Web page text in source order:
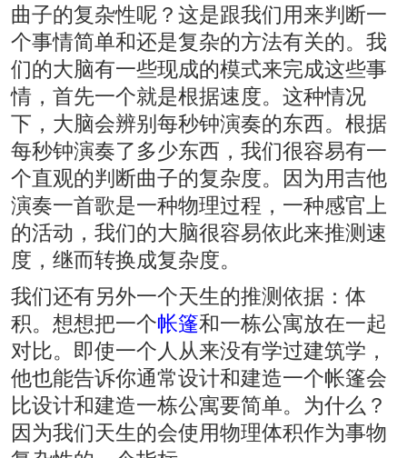
曲子的复杂性呢？这是跟我们用来判断一
个事情简单和还是复杂的方法有关的。我
们的大脑有一些现成的模式来完成这些事
情，首先一个就是根据速度。这种情况
下，大脑会辨别每秒钟演奏的东西。根据
每秒钟演奏了多少东西，我们很容易有一
个直观的判断曲子的复杂度。因为用吉他
演奏一首歌是一种物理过程，一种感官上
的活动，我们的大脑很容易依此来推测速
度，继而转换成复杂度。
我们还有另外一个天生的推测依据：体
积。想想把一个帐篷和一栋公寓放在一起
对比。即使一个人从来没有学过建筑学，
他也能告诉你通常设计和建造一个帐篷会
比设计和建造一栋公寓要简单。为什么？
因为我们天生的会使用物理体积作为事物